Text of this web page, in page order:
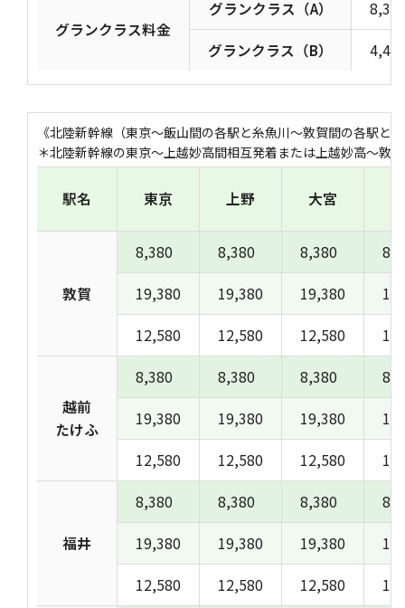
グランクラス料金
グランクラス（A）
グランクラス（B）
《北陸新幹線（東京～飯山間の各駅と糸魚川～敦賀間の各駅
＊北陸新幹線の東京～上越妙高間相互発着または上越妙高～敦
駅名 東京 上野 大宮
敦賀
8,380 8,380 8,380
19,380
19,380 19,380
12,580
12,580 12,580
越前
たけふ
8,380 8,380 8,380
19,380
19,380 19,380
12,580
12,580 12,580
福井
8,380 8,380 8,380
19,380
19,380 19,380
12,580
12,580 12,580